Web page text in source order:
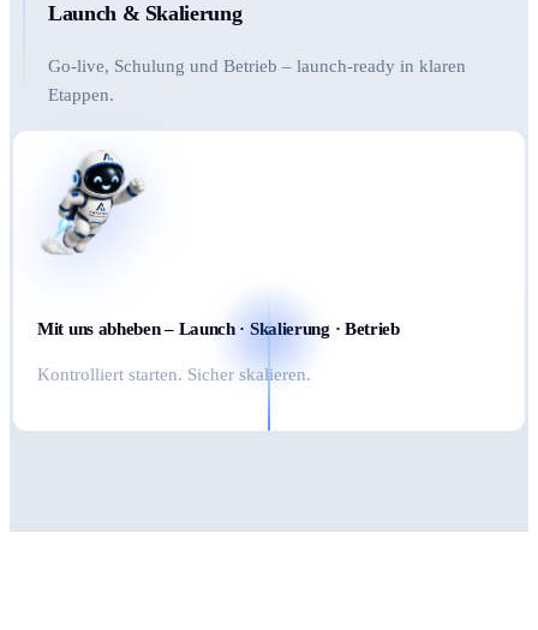
Launch & Skalierung
Go-live, Schulung und Betrieb – launch-ready in klaren
Etappen.
Mit uns abheben – Launch · Skalierung · Betrieb
Kontrolliert starten. Sicher skalieren.